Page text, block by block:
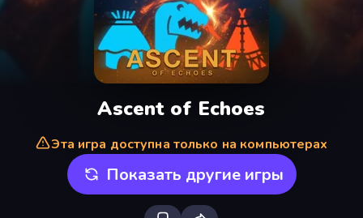
Ascent of Echoes
Эта игра доступна только на компьютерах
Показать другие игры